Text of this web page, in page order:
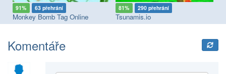
91% 63 přehrání
Monkey Bomb Tag Online
81% 290 přehrání
Tsunamis.io
Komentáře